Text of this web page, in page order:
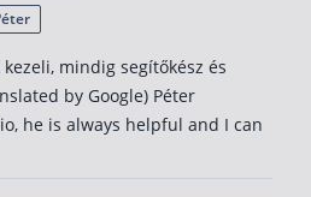
mindig segítőkész és
by Google) Péter
he is always helpful and I can